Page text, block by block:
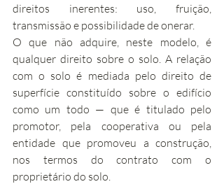
direitos inerentes: uso, fruição,
transmissão e possibilidade de onerar.
O que não adquire, neste modelo, é
qualquer direito sobre o solo. A relação
com o solo é mediada pelo direito de
superfície constituído sobre o edifício
como um todo — que é titulado pelo
promotor, pela cooperativa ou pela
entidade que promoveu a construção,
nos termos do contrato com o
proprietário do solo.